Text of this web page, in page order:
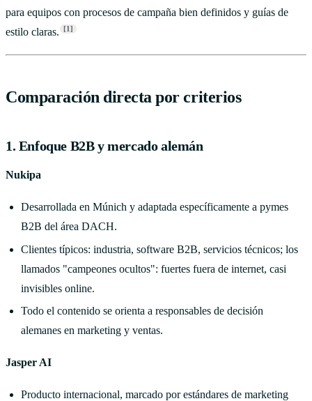
para equipos con procesos de campaña bien definidos y guías de
estilo claras. [1]
Comparación directa por criterios
1. Enfoque B2B y mercado alemán
Nukipa
Desarrollada en Múnich y adaptada específicamente a pymes
B2B del área DACH.
Clientes típicos: industria, software B2B, servicios técnicos; los
llamados "campeones ocultos": fuertes fuera de internet, casi
invisibles online.
Todo el contenido se orienta a responsables de decisión
alemanes en marketing y ventas.
Jasper AI
Producto internacional, marcado por estándares de marketing